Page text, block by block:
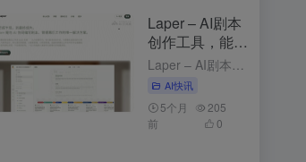
Laper – AI剧本
创作工具，能实
时预测台词与动
作
Laper – AI剧本创作工具，能实时预测台词与动作 3个月前更新 Laper是什么 Laper 是 AI 剧本创作工具，能为编剧提供精细化的创作平台。Laper支持多种剧本类型，如电影长片、短片和...
AI快讯
5个月
前
205
0